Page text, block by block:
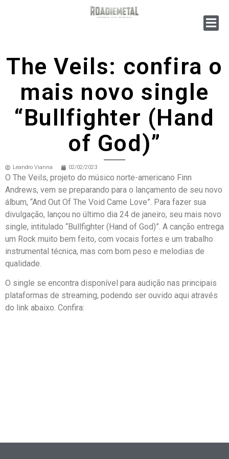
The Veils: confira o
mais novo single
“Bullfighter (Hand
of God)”
Leandro Vianna 02/02/2023
O The Veils, projeto do músico norte-americano Finn
Andrews, vem se preparando para o lançamento de seu novo
álbum, “And Out Of The Void Came Love”. Para fazer sua
divulgação, lançou no último dia 24 de janeiro, seu mais novo
single, intitulado “Bullfighter (Hand of God)”. A canção entrega
um Rock muito bem feito, com vocais fortes e um trabalho
instrumental técnica, mas com bom peso e melodias de
qualidade.
O single se encontra disponível para audição nas principais
plataformas de streaming, podendo ser ouvido aqui através
do link abaixo. Confira: